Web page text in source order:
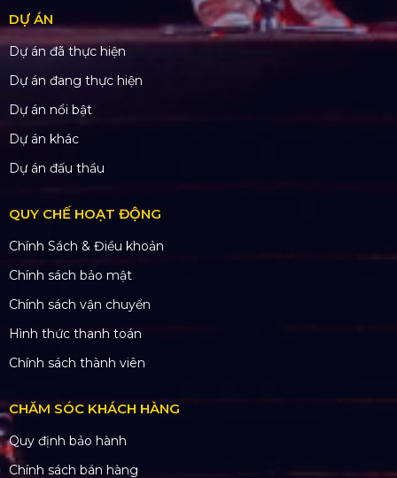
DỰ ÁN
Dự án đã thực hiện
Dự án đang thực hiện
Dự án nổi bật
Dự án khác
Dự án đấu thầu
QUY CHẾ HOẠT ĐỘNG
Chính Sách & Điều khoản
Chính sách bảo mật
Chính sách vận chuyển
Hình thức thanh toán
Chính sách thành viên
CHĂM SÓC KHÁCH HÀNG
Quy định bảo hành
Chính sách bán hàng